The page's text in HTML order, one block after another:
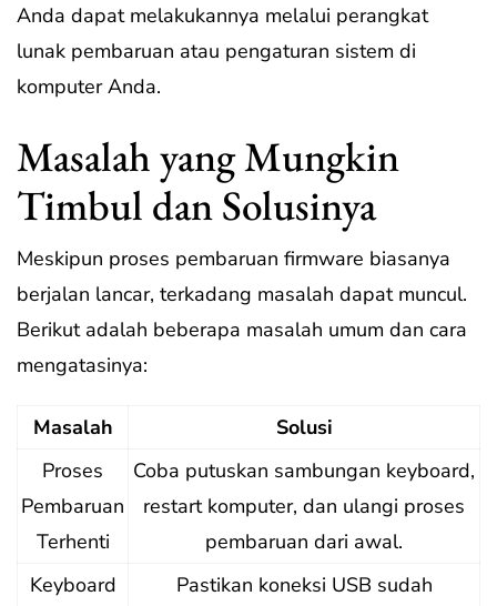
Anda dapat melakukannya melalui perangkat
lunak pembaruan atau pengaturan sistem di
komputer Anda.
Masalah yang Mungkin
Timbul dan Solusinya
Meskipun proses pembaruan firmware biasanya
berjalan lancar, terkadang masalah dapat muncul.
Berikut adalah beberapa masalah umum dan cara
mengatasinya:
Masalah
Solusi
Proses
Pembaruan
Terhenti
Coba putuskan sambungan keyboard,
restart komputer, dan ulangi proses
pembaruan dari awal.
Keyboard
Pastikan koneksi USB sudah